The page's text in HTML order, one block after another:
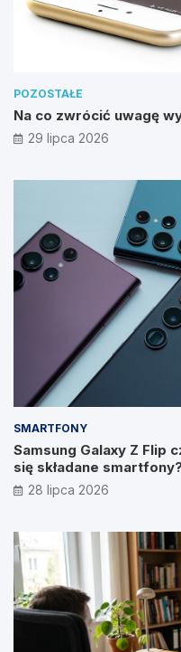
POZOSTAŁE
Na co zwrócić uwagę
29 lipca 2026
SMARTFONY
Samsung Galaxy Z Flip
się składane
28 lipca 2026